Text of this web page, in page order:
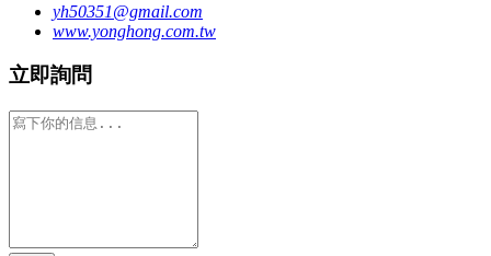
yh50351@gmail.com
www.yonghong.com.tw
立即詢問